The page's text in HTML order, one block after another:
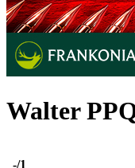
Walter
-/1